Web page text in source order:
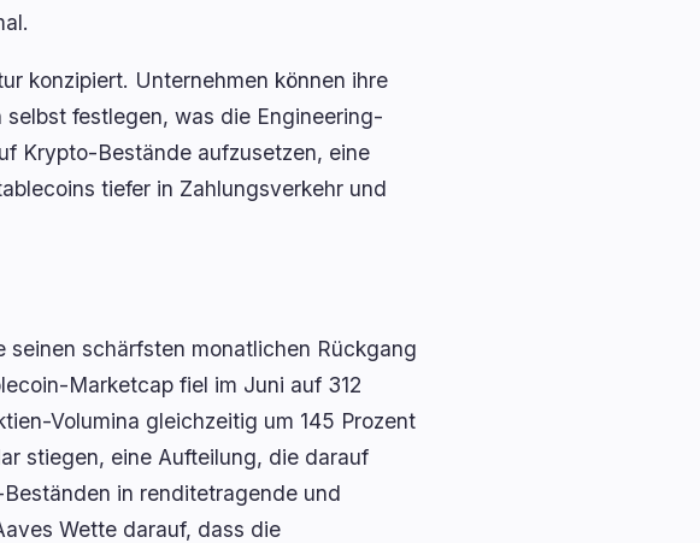
konzipiert. Unternehmen können ihre
festlegen, was die Engineering-
Krypto-Bestände aufzusetzen, eine
tiefer in Zahlungsverkehr und
schärfsten monatlichen Rückgang
Marketcap fiel im Juni auf 312
Volumina gleichzeitig um 145 Prozent
stiegen, eine Aufteilung, die darauf
in renditetragende und
Wette darauf, dass die